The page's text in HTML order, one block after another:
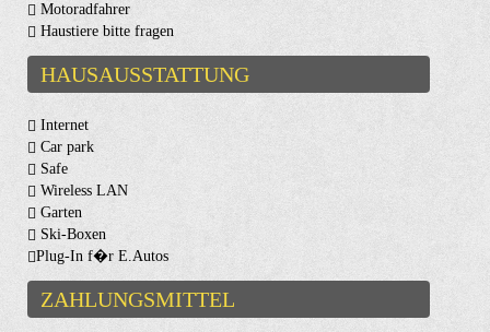
Motoradfahrer
Haustiere bitte fragen
HAUSAUSSTATTUNG
Internet
Car park
Safe
Wireless LAN
Garten
Ski-Boxen
Plug-In f�r E.Autos
ZAHLUNGSMITTEL